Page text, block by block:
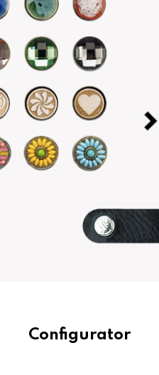
Configurator